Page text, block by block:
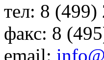
тел: 8 (499)
факс: 8
email: